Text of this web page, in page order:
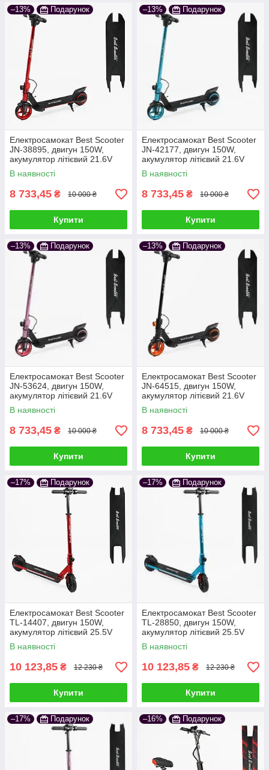
–13% Подарунок
Електросамокат Best Scooter
JN-38895, двигун 150W,
акумулятор літієвий 21.6V
2.5Ah чорно-червоний
В наявності
8 733,45 ₴ 10 000 ₴
Купити
–13% Подарунок
Електросамокат Best Scooter
JN-42177, двигун 150W,
акумулятор літієвий 21.6V
2.5Ah чорно-синій
В наявності
8 733,45 ₴ 10 000 ₴
Купити
–13% Подарунок
Електросамокат Best Scooter
JN-53624, двигун 150W,
акумулятор літієвий 21.6V
2.5Ah чорно-рожевий
В наявності
8 733,45 ₴ 10 000 ₴
Купити
–13% Подарунок
Електросамокат Best Scooter
JN-64515, двигун 150W,
акумулятор літієвий 21.6V
2.5Ah чорний
В наявності
8 733,45 ₴ 10 000 ₴
Купити
–17% Подарунок
Електросамокат Best Scooter
TL-14407, двигун 150W,
акумулятор літієвий 25.5V
5Ah червоний
В наявності
10 123,85 ₴ 12 230 ₴
Купити
–17% Подарунок
Електросамокат Best Scooter
TL-28850, двигун 150W,
акумулятор літієвий 25.5V
5Ah блакитний
В наявності
10 123,85 ₴ 12 230 ₴
Купити
–17% Подарунок –16% Подарунок